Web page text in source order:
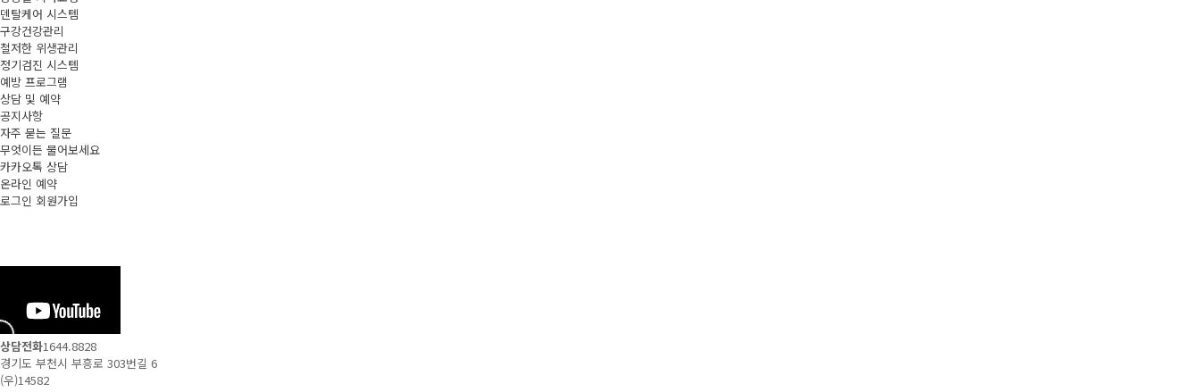
덴탈케어 시스템
구강건강관리
철저한 위생관리
정기검진 시스템
예방 프로그램
상담 및 예약
공지사항
자주 묻는 질문
무엇이든 물어보세요
카카오톡 상담
온라인 예약
로그인 회원가입
상담전화1644.8828
경기도 부천시 부흥로 303번길 6
(우)14582